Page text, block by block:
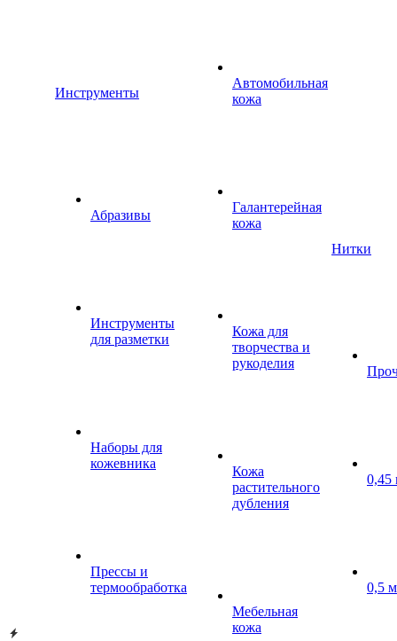
Инструменты
Абразивы
Инструменты
для разметки
Наборы для
кожевника
Прессы и
термообработка
Автомобильная
кожа
Галантерейная
кожа
Кожа для
творчества и
рукоделия
Кожа
растительного
дубления
Мебельная
кожа
Нитки
0,45
0,5